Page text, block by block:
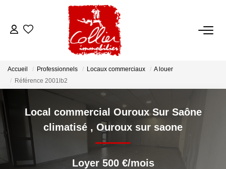
ACCUEIL
A Vendre
A Louer
NOS SERVICES
Accueil Professionnels Locaux commerciaux
A louer
Référence 2001lb2
Local commercial Ouroux Sur Saône
climatisé , Ouroux sur saone
Loyer 500 €/mois